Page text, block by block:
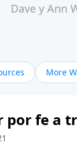
Dave y Ann
More
por fe a